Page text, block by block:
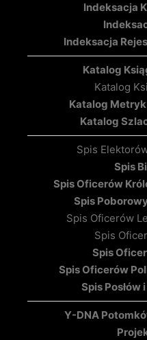
Indeksacja
Indeksacja
Katalog
Katalog
Katalog
Katalog
Spis
Spis
Spis Oficerów
Spis
Spis Oficerów
Spis
Spis
Spis Oficerów
Spis Posłów
Y-DNA